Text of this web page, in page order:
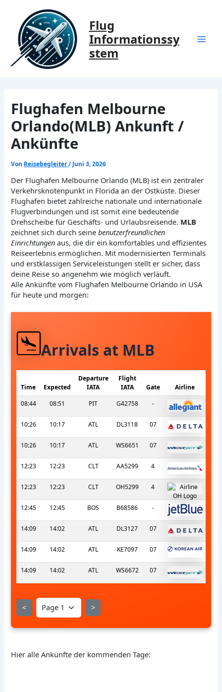
springen
Flug
Informationssy
stem
Flughafen Melbourne
Orlando(MLB) Ankunft /
Ankünfte
Von Reisebegleiter/ Juni 3, 2026
Der Flughafen Melbourne Orlando (MLB) ist ein zentraler
Verkehrsknotenpunkt in Florida an der Ostküste. Dieser
Flughafen bietet zahlreiche nationale und internationale
Flugverbindungen und ist somit eine bedeutende
Drehscheibe für Geschäfts- und Urlaubsreisende. MLB
zeichnet sich durch seinebenutzerfreundlichen
Einrichtungen aus, die dir ein komfortables und effizientes
Reiseerlebnis ermöglichen. Mit modernisierten Terminals
und erstklassigen Serviceleistungen stellt er sicher, dass
deine Reise so angenehm wie möglich verläuft.
Alle Ankünfte vom Flughafen Melbourne Orlando in USA
für heute und morgen:
Arrivals at MLB
Time Expected
Departure
IATA
Flight
IATA
Gate
Airline
08:44
08:51 PIT G42758 -
10:26 10:17 ATL DL3118 07
10:26 10:17 ATL WS6651 07
12:23 12:23 CLT AA5299 4
12:23 12:23 CLT OH5299 4
12:45 12:45 BOS B68586 -
14:09 14:02 ATL DL3127 07
14:09 14:02 ATL KE7097 07
14:09 14:02 ATL WS6672 07
< >
Hier alle Ankünfte der kommenden Tage: